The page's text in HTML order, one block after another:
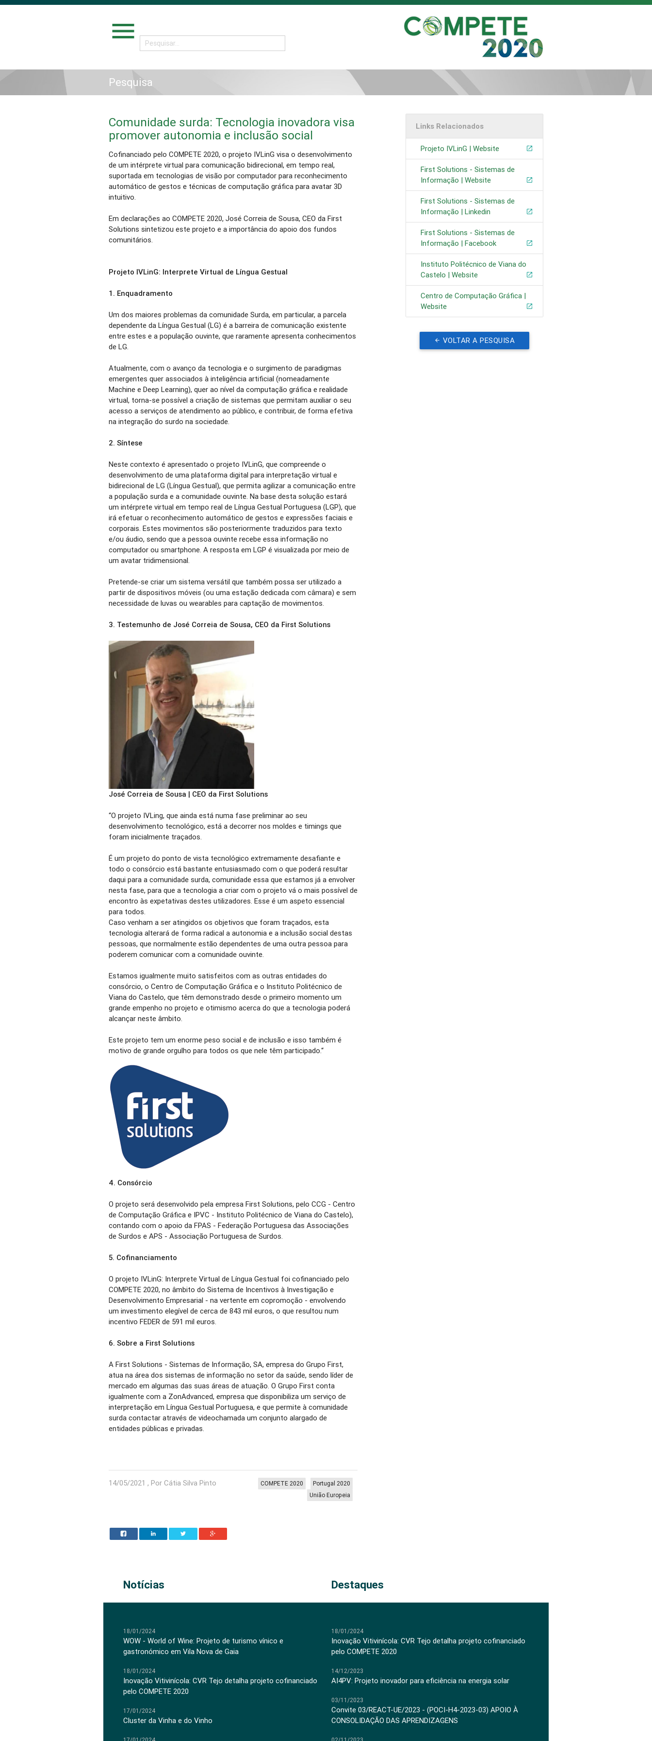
menu
Pesquisa
Comunidade surda: Tecnologia inovadora visa
promover autonomia e inclusão social
Cofinanciado pelo COMPETE 2020, o projeto IVLinG visa o desenvolvimento
de um intérprete virtual para comunicação bidirecional, em tempo real,
suportada em tecnologias de visão por computador para reconhecimento
automático de gestos e técnicas de computação gráfica para avatar 3D
intuitivo.
Em declarações ao COMPETE 2020, José Correia de Sousa, CEO da First
Solutions sintetizou este projeto e a importância do apoio dos fundos
comunitários.
Projeto IVLinG: Interprete Virtual de Língua Gestual
1. Enquadramento
Um dos maiores problemas da comunidade Surda, em particular, a parcela
dependente da Língua Gestual (LG) é a barreira de comunicação existente
entre estes e a população ouvinte, que raramente apresenta conhecimentos
de LG.
Atualmente, com o avanço da tecnologia e o surgimento de paradigmas
emergentes quer associados à inteligência artificial (nomeadamente
Machine e Deep Learning), quer ao nível da computação gráfica e realidade
virtual, torna-se possível a criação de sistemas que permitam auxiliar o seu
acesso a serviços de atendimento ao público, e contribuir, de forma efetiva
na integração do surdo na sociedade.
2. Síntese
Neste contexto é apresentado o projeto IVLinG, que compreende o
desenvolvimento de uma plataforma digital para interpretação virtual e
bidirecional de LG (Língua Gestual), que permita agilizar a comunicação entre
a população surda e a comunidade ouvinte. Na base desta solução estará
um intérprete virtual em tempo real de Língua Gestual Portuguesa (LGP), que
irá efetuar o reconhecimento automático de gestos e expressões faciais e
corporais. Estes movimentos são posteriormente traduzidos para texto
e/ou áudio, sendo que a pessoa ouvinte recebe essa informação no
computador ou smartphone. A resposta em LGP é visualizada por meio de
um avatar tridimensional.
Pretende-se criar um sistema versátil que também possa ser utilizado a
partir de dispositivos móveis (ou uma estação dedicada com câmara) e sem
necessidade de luvas ou wearables para captação de movimentos.
3. Testemunho de José Correia de Sousa, CEO da First Solutions
José Correia de Sousa | CEO da First Solutions
“O projeto IVLing, que ainda está numa fase preliminar ao seu
desenvolvimento tecnológico, está a decorrer nos moldes e timings que
foram inicialmente traçados.
É um projeto do ponto de vista tecnológico extremamente desafiante e
todo o consórcio está bastante entusiasmado com o que poderá resultar
daqui para a comunidade surda, comunidade essa que estamos já a envolver
nesta fase, para que a tecnologia a criar com o projeto vá o mais possível de
encontro às expetativas destes utilizadores. Esse é um aspeto essencial
para todos.
Caso venham a ser atingidos os objetivos que foram traçados, esta
tecnologia alterará de forma radical a autonomia e a inclusão social destas
pessoas, que normalmente estão dependentes de uma outra pessoa para
poderem comunicar com a comunidade ouvinte.
Estamos igualmente muito satisfeitos com as outras entidades do
consórcio, o Centro de Computação Gráfica e o Instituto Politécnico de
Viana do Castelo, que têm demonstrado desde o primeiro momento um
grande empenho no projeto e otimismo acerca do que a tecnologia poderá
alcançar neste âmbito.
Este projeto tem um enorme peso social e de inclusão e isso também é
motivo de grande orgulho para todos os que nele têm participado.“
4. Consórcio
O projeto será desenvolvido pela empresa First Solutions, pelo CCG - Centro
de Computação Gráfica e IPVC - Instituto Politécnico de Viana do Castelo),
contando com o apoio da FPAS - Federação Portuguesa das Associações
de Surdos e APS - Associação Portuguesa de Surdos.
5. Cofinanciamento
O projeto IVLinG: Interprete Virtual de Língua Gestual foi cofinanciado pelo
COMPETE 2020, no âmbito do Sistema de Incentivos à Investigação e
Desenvolvimento Empresarial - na vertente em copromoção - envolvendo
um investimento elegível de cerca de 843 mil euros, o que resultou num
incentivo FEDER de 591 mil euros.
6. Sobre a First Solutions
A First Solutions - Sistemas de Informação, SA, empresa do Grupo First,
atua na área dos sistemas de informação no setor da saúde, sendo líder de
mercado em algumas das suas áreas de atuação. O Grupo First conta
igualmente com a ZonAdvanced, empresa que disponibiliza um serviço de
interpretação em Língua Gestual Portuguesa, e que permite à comunidade
surda contactar através de videochamada um conjunto alargado de
entidades públicas e privadas.
14/05/2021 , Por Cátia Silva Pinto Portugal 2020
COMPETE 2020
União Europeia
Links Relacionados
Projeto IVLinG | Website
First Solutions - Sistemas de
Informação | Website
First Solutions - Sistemas de
Informação | Linkedin
First Solutions - Sistemas de
Informação | Facebook
Instituto Politécnico de Viana do
Castelo | Website
Centro de Computação Gráfica |
Website
VOLTAR A PESQUISA
Notícias Destaques
18/01/2024
WOW - World of Wine: Projeto de turismo vínico e
gastronómico em Vila Nova de Gaia
18/01/2024
Inovação Vitivinícola: CVR Tejo detalha projeto cofinanciado
pelo COMPETE 2020
17/01/2024
Cluster da Vinha e do Vinho
18/01/2024
Inovação Vitivinícola: CVR Tejo detalha projeto cofinanciado
pelo COMPETE 2020
14/12/2023
AI4PV: Projeto inovador para eficiência na energia solar
03/11/2023
Convite 03/REACT-UE/2023 - (POCI-H4-2023-03) APOIO À
CONSOLIDAÇÃO DAS APRENDIZAGENS